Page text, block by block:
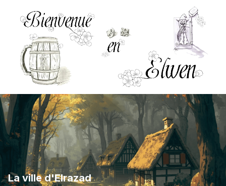
La ville d'Elrazad